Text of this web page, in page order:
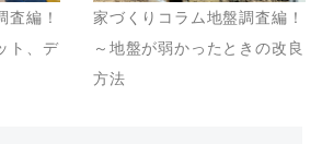
査編！
ト、デ
家づくりコラム地盤調査編！
～地盤が弱かったときの改良
方法